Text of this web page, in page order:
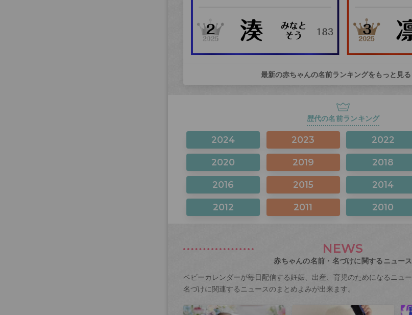
最新の赤ちゃんの名前ランキングをもっと見る
歴代の名前ランキング
2024 2023 2022
2020 2019 2018
2016 2015 2014
2012 2011 2010
NEWS
赤ちゃんの名前・名づけに関するニュース
ベビーカレンダーが毎日配信する妊娠、出産、育児のためになるニュ
名づけに関連するニュースのまとめよみが出来ます。